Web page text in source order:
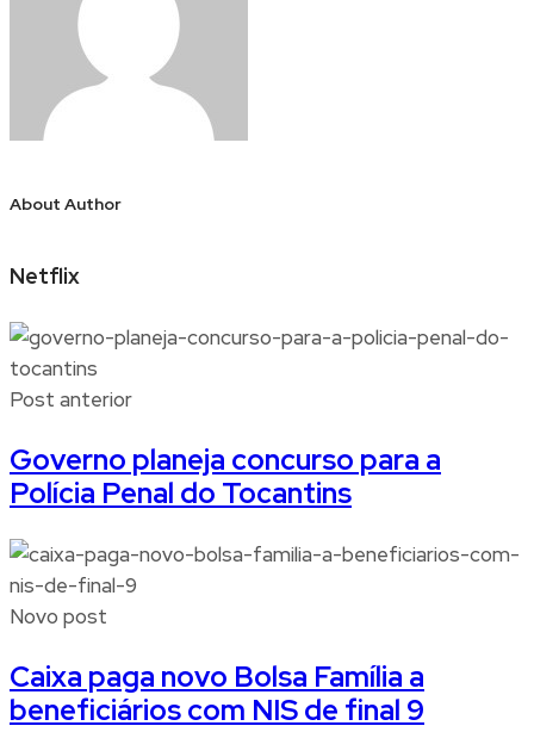
About Author
Netflix
Post anterior
Governo planeja concurso para a
Polícia Penal do Tocantins
Novo post
Caixa paga novo Bolsa Família a
beneficiários com NIS de final 9